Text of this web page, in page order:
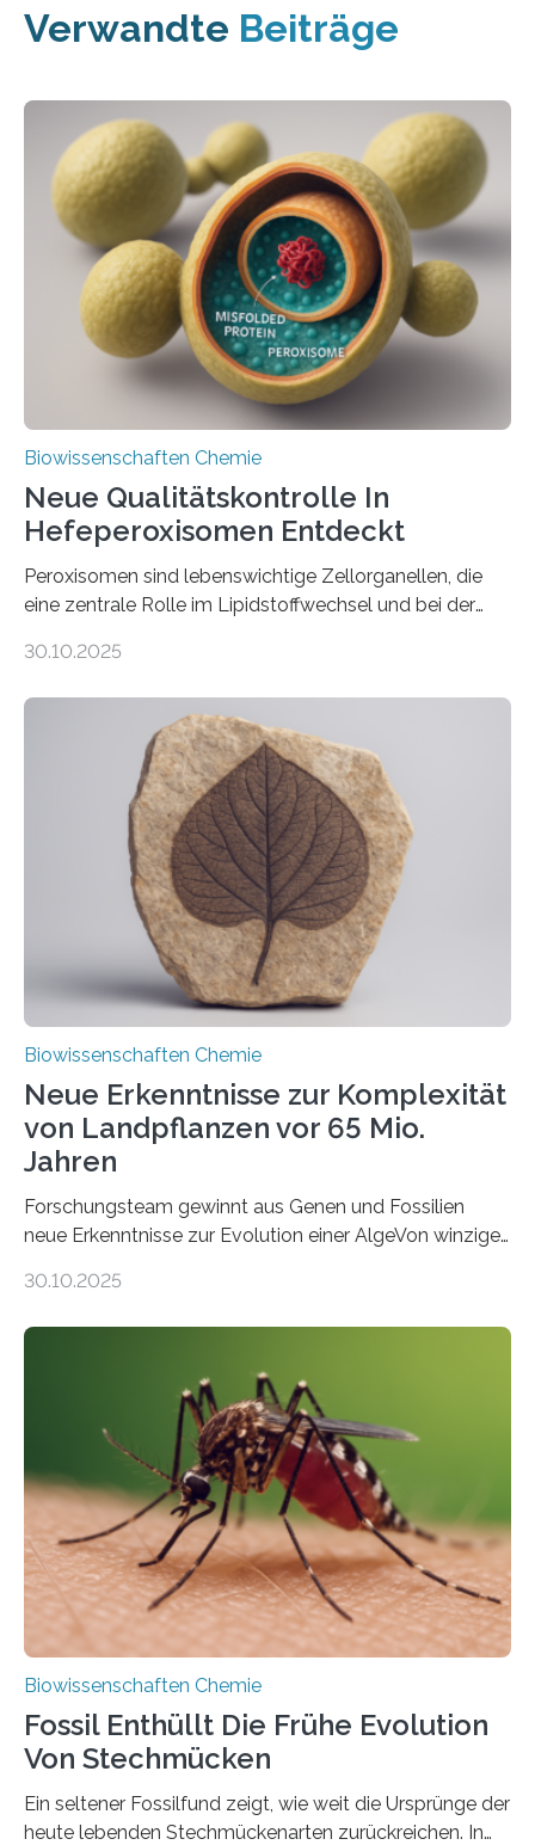
Verwandte Beiträge
Biowissenschaften Chemie
Neue Qualitätskontrolle In
Hefeperoxisomen Entdeckt
Peroxisomen sind lebenswichtige Zellorganellen, die
eine zentrale Rolle im Lipidstoffwechsel und bei der
erfüllen können, müssen zahlreiche Enzyme präzise in
der Ruhr-Universität Bochum um Prof. Dr. Ralf Erdmann
und Dr. Ismaila Francis Yusuf hat nun einen bislang
unbekannten Qualitätskontrollmechanismus des
peroxisomalen Proteintransports in der Bäckerhefe
Saccharomyces cerevisiae entdeckt, der für die
Funktionsfähigkeit der Organellen entscheidend ist. Die
Studie wurde am 28. Oktober 2025 in der
Fachzeitschrift…
30.10.2025
Biowissenschaften Chemie
Neue Erkenntnisse zur Komplexität
von Landpflanzen vor 65 Mio.
Jahren
Forschungsteam gewinnt aus Genen und Fossilien
neue Erkenntnisse zur Evolution einer AlgeVon winzigen
Landpflanzen zählen zu den komplexesten
Grünalgen, die vor Hunderten von Millionen Jahren
lebten. Unter den Vorfahren sticht eine Gruppe heraus,
die noch heute in der Natur vorkommt: die
Süßwasseralge Coleochaetophyceae. Einige Arten
dieser Gruppe bilden aus Zellfäden dichte Geflechte
mit scheibenförmiger Gestalt. Was auffällig ist: Die
nächsten…
30.10.2025
Biowissenschaften Chemie
Fossil Enthüllt Die Frühe Evolution
Von Stechmücken
Ein seltener Fossilfund zeigt, wie weit die Ursprünge der
heute lebenden Stechmückenarten zurückreichen. In